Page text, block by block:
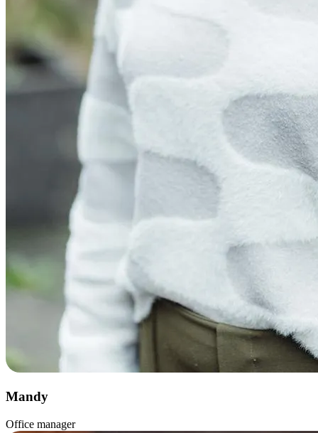
Mandy
Office manager